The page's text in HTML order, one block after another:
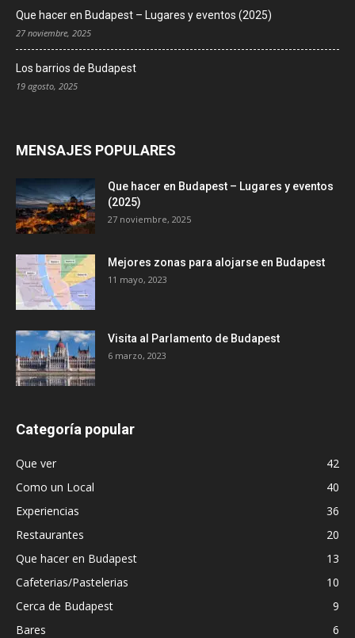
Que hacer en Budapest – Lugares y eventos (2025)
27 noviembre, 2025
Los barrios de Budapest
19 agosto, 2025
MENSAJES POPULARES
Que hacer en Budapest – Lugares y eventos
(2025)
27 noviembre, 2025
Mejores zonas para alojarse en Budapest
11 mayo, 2023
Visita al Parlamento de Budapest
6 marzo, 2023
Categoría popular
Que ver
42
Como un Local
40
Experiencias
36
Restaurantes
20
Que hacer en Budapest
13
Cafeterias/Pastelerias
10
Cerca de Budapest
9
Bares
6